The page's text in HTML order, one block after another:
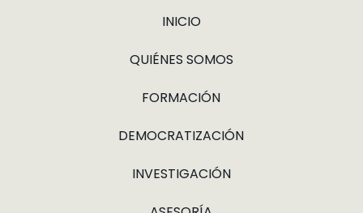
INICIO
QUIÉNES SOMOS
FORMACIÓN
DEMOCRATIZACIÓN
INVESTIGACIÓN